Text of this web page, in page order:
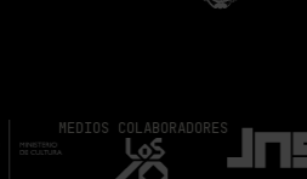
COLABORADORES